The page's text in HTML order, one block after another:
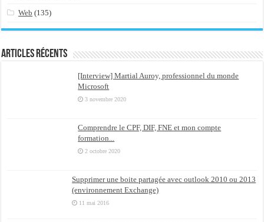
Web (135)
Articles récents
[Interview] Martial Auroy, professionnel du monde
Microsoft
3 novembre 2020
Comprendre le CPF, DIF, FNE et mon compte
formation...
2 octobre 2020
Supprimer une boite partagée avec outlook 2010 ou 2013
(environnement Exchange)
11 mai 2016